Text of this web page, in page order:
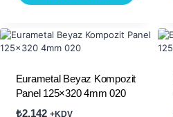
Eurametal Beyaz Kompozit
Panel 125×320 4mm 020
₺2.142 +KDV